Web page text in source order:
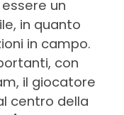
un
in quanto
in campo.
con
il giocatore
centro della